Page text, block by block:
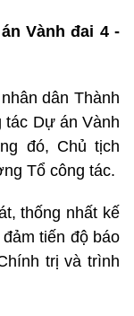
Vành đai 4 -
dân Thành
tác Dự án Vành
đó, Chủ tịch
Tổ công tác.
thống nhất kế
tiến độ báo
trị và trình